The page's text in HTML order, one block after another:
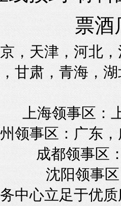
票酒
，天津，河北
甘肃，青海，
上海领事区：
领事区：广东
成都领事区
沈阳领事
中心立足于优